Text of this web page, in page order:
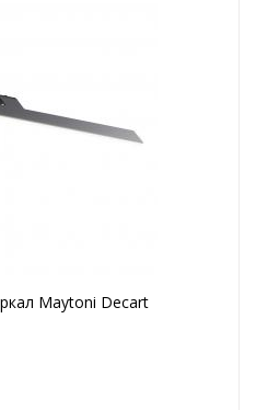
Maytoni Decart